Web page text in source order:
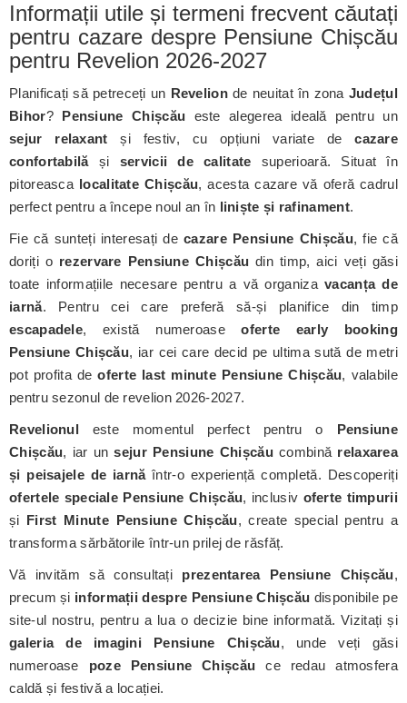
Informații utile și termeni frecvent căutați
pentru cazare despre Pensiune Chișcău
pentru Revelion 2026-2027
Planificați să petreceți un Revelionde neuitat în zona Județul
Bihor? Pensiune Chișcău este alegerea ideală pentru un
sejur relaxant și festiv, cu opțiuni variate decazare
confortabilăși servicii de calitate superioară. Situat în
pitoreasca localitate Chișcău, acesta cazare vă oferă cadrul
perfect pentru a începe noul an în liniște și rafinament.
Fie că sunteți interesați decazare Pensiune Chișcău, fie că
doriți o rezervare Pensiune Chișcău din timp, aici veți găsi
toate informațiile necesare pentru a vă organizavacanța de
iarnă. Pentru cei care preferă să-și planifice din timp
escapadele, există numeroaseoferte early booking
Pensiune Chișcău, iar cei care decid pe ultima sută de metri
pot profita deoferte last minute Pensiune Chișcău, valabile
pentru sezonul de revelion 2026-2027.
Revelionul este momentul perfect pentru o Pensiune
Chișcău, iar unsejur Pensiune Chișcăucombină relaxarea
și peisajele de iarnăîntr-o experiență completă. Descoperiți
ofertele speciale Pensiune Chișcău, inclusiv oferte timpurii
și First Minute Pensiune Chișcău, create special pentru a
transforma sărbătorile într-un prilej de răsfăț.
Vă invităm să consultați prezentarea Pensiune Chișcău,
precum și informații despre Pensiune Chișcău disponibile pe
site-ul nostru, pentru a lua o decizie bine informată. Vizitați și
galeria de imagini Pensiune Chișcău, unde veți găsi
numeroase poze Pensiune Chișcău ce redau atmosfera
caldă și festivă a locației.